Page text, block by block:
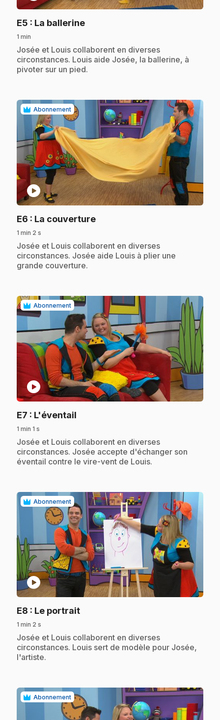
E5 : La ballerine.
1 min
.Josée et Louis collaborent en diverses
circonstances. Louis aide Josée, la ballerine, à
pivoter sur un pied.
Abonnement
play_circle
E6 : La couverture.
1 min 2 s
.Josée et Louis collaborent en diverses
circonstances. Josée aide Louis à plier une
grande couverture.
Abonnement
play_circle
E7 : L'éventail
1 min 1 s
.Josée et Louis collaborent en diverses
circonstances. Josée accepte d'échanger son
éventail contre le vire-vent de Louis.
Abonnement
play_circle
E8 : Le portrait.
1 min 2 s
.Josée et Louis collaborent en diverses
circonstances. Louis sert de modèle pour Josée,
l'artiste.
Abonnement